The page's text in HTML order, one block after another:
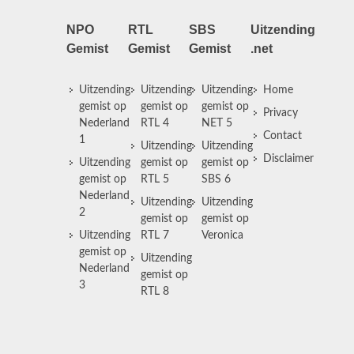
NPO
Gemist
Uitzending
gemist op
Nederland
1
Uitzending
gemist op
Nederland
2
Uitzending
gemist op
Nederland
3
RTL
Gemist
Uitzending
gemist op
RTL 4
Uitzending
gemist op
RTL 5
Uitzending
gemist op
RTL 7
Uitzending
gemist op
RTL 8
SBS
Gemist
Uitzending
gemist op
NET 5
Uitzending
gemist op
SBS 6
Uitzending
gemist op
Veronica
Uitzending
.net
Home
Privacy
Contact
Disclaimer